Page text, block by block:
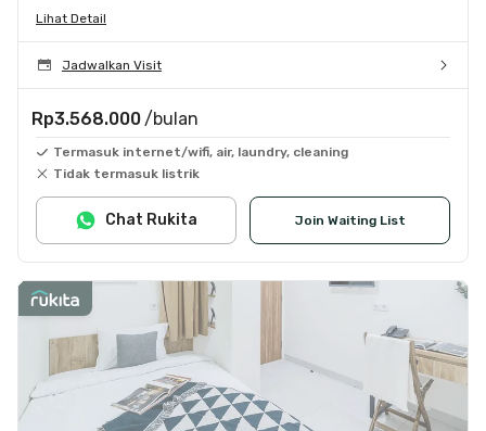
Lihat Detail
Jadwalkan Visit
Rp3.568.000 /bulan
Termasuk internet/wifi, air, laundry, cleaning
Tidak termasuk listrik
Join Waiting List
Chat Rukita